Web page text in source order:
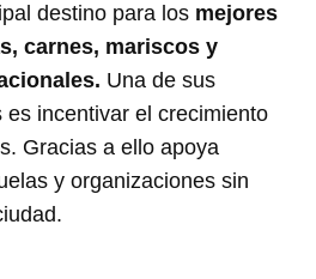
destino para los mejores
carnes, mariscos y
Una de sus
es incentivar el crecimiento
Gracias a ello apoya
y organizaciones sin